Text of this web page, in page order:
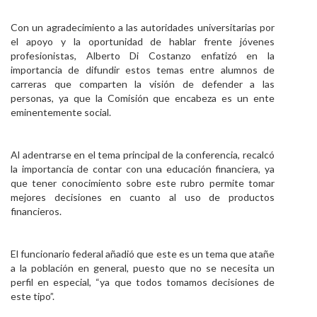
Con un agradecimiento a las autoridades universitarias por
el apoyo y la oportunidad de hablar frente jóvenes
profesionistas, Alberto Di Costanzo enfatizó en la
importancia de difundir estos temas entre alumnos de
carreras que comparten la visión de defender a las
personas, ya que la Comisión que encabeza es un ente
eminentemente social.
Al adentrarse en el tema principal de la conferencia, recalcó
la importancia de contar con una educación financiera, ya
que tener conocimiento sobre este rubro permite tomar
mejores decisiones en cuanto al uso de productos
financieros.
El funcionario federal añadió que este es un tema que atañe
a la población en general, puesto que no se necesita un
perfil en especial, “ya que todos tomamos decisiones de
este tipo”.